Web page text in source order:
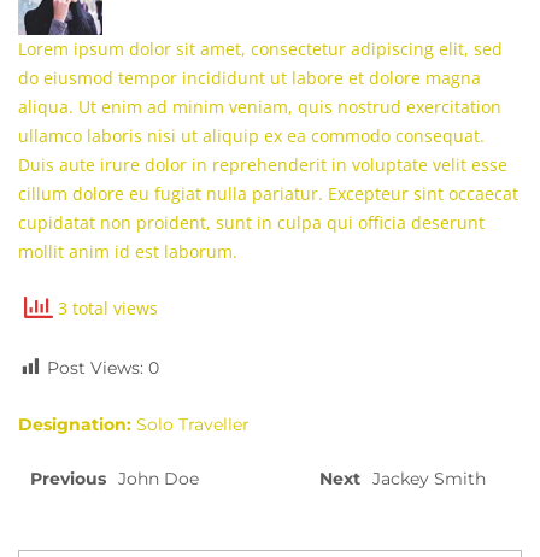
Lorem ipsum dolor sit amet, consectetur adipiscing elit, sed
do eiusmod tempor incididunt ut labore et dolore magna
aliqua. Ut enim ad minim veniam, quis nostrud exercitation
ullamco laboris nisi ut aliquip ex ea commodo consequat.
Duis aute irure dolor in reprehenderit in voluptate velit esse
cillum dolore eu fugiat nulla pariatur. Excepteur sint occaecat
cupidatat non proident, sunt in culpa qui officia deserunt
mollit anim id est laborum.
3 total views
Post Views: 0
Designation: Solo Traveller
Previous John Doe Next Jackey Smith